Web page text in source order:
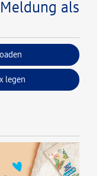
als
legen